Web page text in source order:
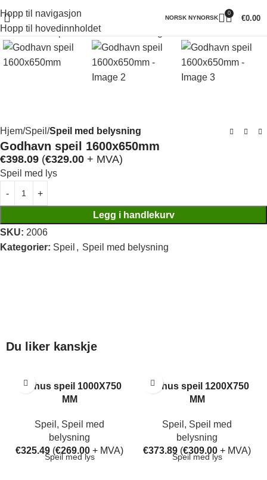
Hopp til navigasjon
Hopp til hovedinnholdet
NORSK NYNORSK
0
€0.00
Klikk for å forstørre
Hjem Speil Speil med belysning
Godhavn speil 1600x650mm
€398.09 (€329.00 + MVA)
Speil med lys
Legg i handlekurv
SKU: 2006
Kategorier: Speil , Speil med belysning
Du liker kanskje
Aarhus speil 1000X750
MM
Speil , Speil med
belysning
€325.49 (€269.00 + MVA)
Speil med lys
Aarhus speil 1200X750
MM
Speil , Speil med
belysning
€373.89 (€309.00 + MVA)
Speil med lys